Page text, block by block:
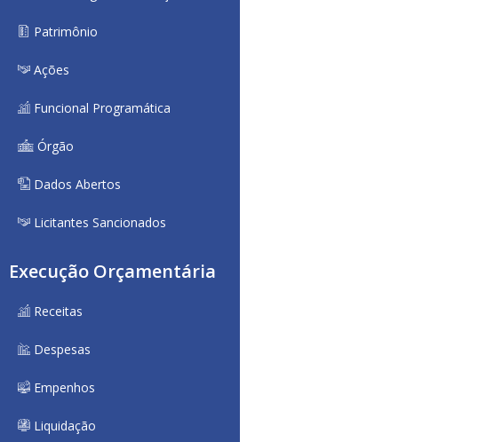
Patrimônio
Ações
Funcional Programática
Órgão
Dados Abertos
Licitantes Sancionados
Execução Orçamentária
Receitas
Despesas
Empenhos
Liquidação